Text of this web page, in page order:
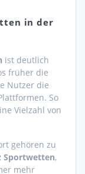
in der
ist deutlich
früher die
Nutzer die
So
Vielzahl von
gehören zu
Sportwetten,
mehr